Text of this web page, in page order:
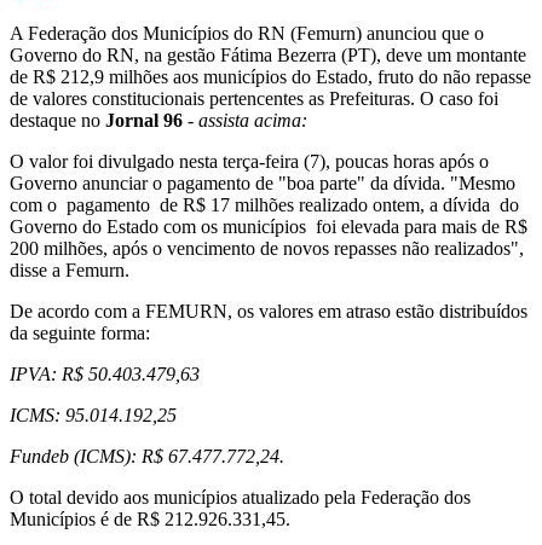
A Federação dos Municípios do RN (Femurn) anunciou que o
Governo do RN, na gestão Fátima Bezerra (PT), deve um montante
de R$ 212,9 milhões aos municípios do Estado, fruto do não repasse
de valores constitucionais pertencentes as Prefeituras. O caso foi
destaque no Jornal 96 - assista acima:
O valor foi divulgado nesta terça-feira (7), poucas horas após o
Governo anunciar o pagamento de "boa parte" da dívida. "Mesmo
com o pagamento de R$ 17 milhões realizado ontem, a dívida do
Governo do Estado com os municípios foi elevada para mais de R$
200 milhões, após o vencimento de novos repasses não realizados",
disse a Femurn.
De acordo com a FEMURN, os valores em atraso estão distribuídos
da seguinte forma:
IPVA: R$ 50.403.479,63
ICMS: 95.014.192,25
Fundeb (ICMS): R$ 67.477.772,24.
O total devido aos municípios atualizado pela Federação dos
Municípios é de R$ 212.926.331,45.